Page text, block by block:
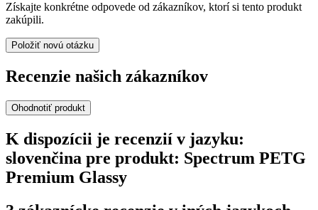
Získajte konkrétne odpovede od zákazníkov, ktorí si tento produkt
zakúpili.
Položiť novú otázku
Recenzie našich zákazníkov
Ohodnotiť produkt
K dispozícii je recenzií v jazyku:
slovenčina pre produkt: Spectrum PETG
Premium Glassy